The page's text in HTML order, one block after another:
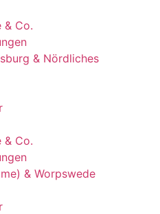
& Co.
& Nördliches
& Co.
& Worpswede